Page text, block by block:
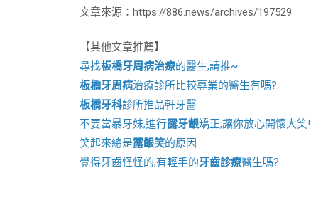
文章來源：https://886.news/archives/197529
【其他文章推薦】
尋找板橋牙周病治療的醫生,請推~
板橋牙周病治療診所比較專業的醫生有嗎?
板橋牙科診所推品軒牙醫
不要當暴牙妹,進行露牙齦矯正,讓你放心開懷大笑!
笑起來總是露齦笑的原因
覺得牙齒怪怪的,有輕手的牙齒診療醫生嗎?